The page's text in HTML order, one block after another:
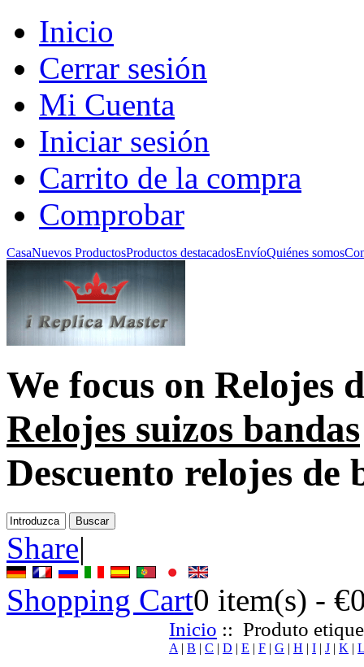
Inicio
Cerrar sesión
Mi Cuenta
Iniciar sesión
Carrito de la compra
Comprobar
CasaNuevos ProductosProductos destacadosEnvíoQuiénes somos
We focus on Relojes
Relojes suizos bandas
Descuento relojes de
Share|
Shopping Cart0 item(s) -
Inicio :: Produto
A | B | C | D | E | F | G | H | I | J | K | L